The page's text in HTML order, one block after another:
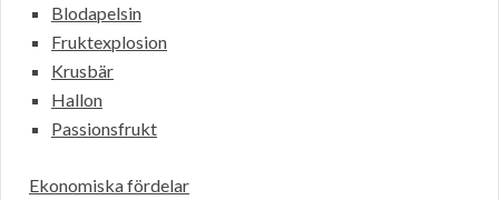
Blodapelsin
Fruktexplosion
Krusbär
Hallon
Passionsfrukt
Ekonomiska fördelar